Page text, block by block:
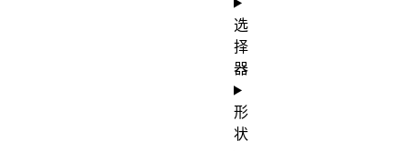
选
择
器
形
状